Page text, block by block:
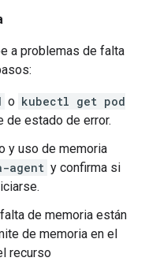
a problemas de falta
o kubectl get pod
de estado de error.
y uso de memoria
agent y confirma si
de memoria están
de memoria en el
recurso